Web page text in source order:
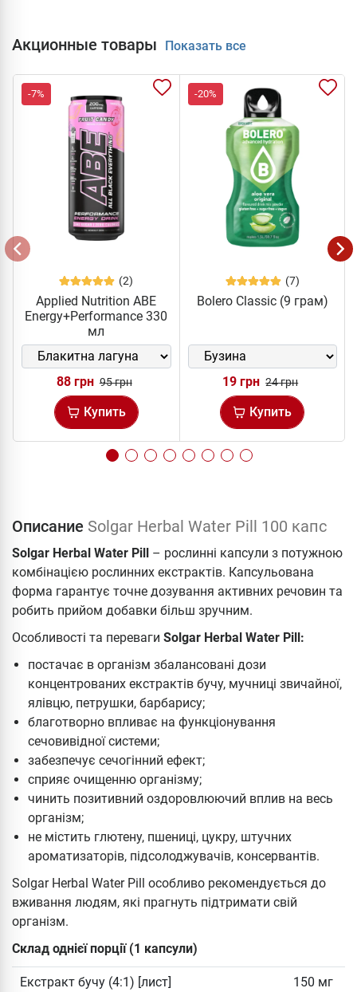
Акционные товары Показать все
-7%
(2)
Applied Nutrition ABE
Energy+Performance 330
мл
88 грн 95 грн
Купить
-20%
(7)
Bolero Classic (9 грам)
19 грн 24 грн
Купить
Описание Solgar Herbal Water Pill 100 капс
Solgar Herbal Water Pill – рослинні капсули з потужною
комбінацією рослинних екстрактів. Капсульована
форма гарантує точне дозування активних речовин та
робить прийом добавки більш зручним.
Особливості та переваги Solgar Herbal Water Pill:
постачає в організм збалансовані дози
концентрованих екстрактів бучу, мучниці звичайної,
ялівцю, петрушки, барбарису;
благотворно впливає на функціонування
сечовивідної системи;
забезпечує сечогінний ефект;
сприяє очищенню організму;
чинить позитивний оздоровлюючий вплив на весь
організм;
не містить глютену, пшениці, цукру, штучних
ароматизаторів, підсолоджувачів, консервантів.
Solgar Herbal Water Pill особливо рекомендується до
вживання людям, які прагнуть підтримати свій
організм.
Склад однієї порції (1 капсули)
Екстракт бучу (4:1) [лист]
150 мг